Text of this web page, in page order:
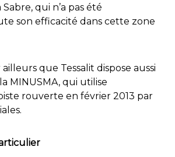
Sabre, qui n’a pas été
son efficacité dans cette zone
que Tessalit dispose aussi
MINUSMA, qui utilise
rouverte en février 2013 par